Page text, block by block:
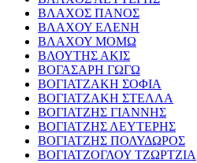
ΒΛΑΧΟΣ ΠΑΝΟΣ
ΒΛΑΧΟΥ ΕΛΕΝΗ
ΒΛΑΧΟΥ ΜΟΜΩ
ΒΛΟΥΤΗΣ ΑΚΙΣ
ΒΟΓΑΣΑΡΗ ΓΩΓΩ
ΒΟΓΙΑΤΖΑΚΗ ΣΟΦΙΑ
ΒΟΓΙΑΤΖΑΚΗ ΣΤΕΛΛΑ
ΒΟΓΙΑΤΖΗΣ ΓΙΑΝΝΗΣ
ΒΟΓΙΑΤΖΗΣ ΛΕΥΤΕΡΗΣ
ΒΟΓΙΑΤΖΗΣ ΠΟΛΥΔΩΡΟΣ
ΒΟΓΙΑΤΖΟΓΛΟΥ ΤΖΩΡΤΖΙΑ